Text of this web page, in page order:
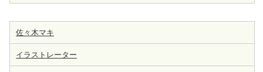
佐々木マキ
イラストレーター